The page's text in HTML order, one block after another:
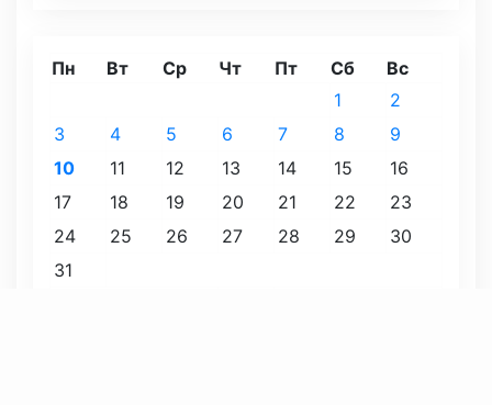
Пн Вт Ср Чт Пт Сб Вс
1
2
3
4 5 6 7 8
9
10
11 12 13 14 15
16
17
18 19 20 21 22
23
24
25 26 27 28 29
30
31